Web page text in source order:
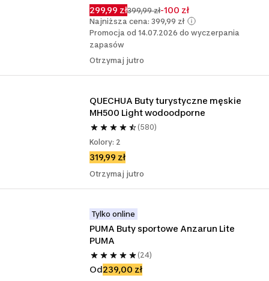
299,99 zł399,99 zł-100 zł
Najniższa cena: 399,99 zł
Promocja od 14.07.2026 do wyczerpania
zapasów
Otrzymaj jutro
QUECHUA Buty turystyczne męskie
MH500 Light wodoodporne
(580)
Kolory: 2
319,99 zł
Otrzymaj jutro
Tylko online
PUMA Buty sportowe Anzarun Lite
PUMA
(24)
Od239,00 zł